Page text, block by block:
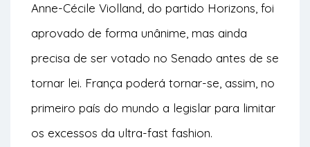
Anne-Cécile Violland, do partido Horizons, foi
aprovado de forma unânime, mas ainda
precisa de ser votado no Senado antes de se
tornar lei. França poderá tornar-se, assim, no
primeiro país do mundo a legislar para limitar
os excessos da ultra-fast fashion.